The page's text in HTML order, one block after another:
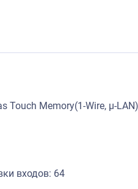
Memory(1-Wire, µ-LAN),
входов: 64